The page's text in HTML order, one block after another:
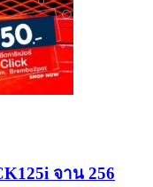
จาน 256